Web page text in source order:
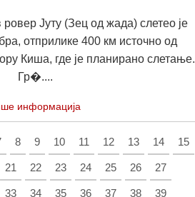
Јуту (Зец од жада) слетео је
отприлике 400 км источно од
Киша, где је планирано слетање.
Гр�....
информација
8 9 10 11 12 13 14 15
21 22 23 24 25 26 27
33 34 35 36 37 38 39